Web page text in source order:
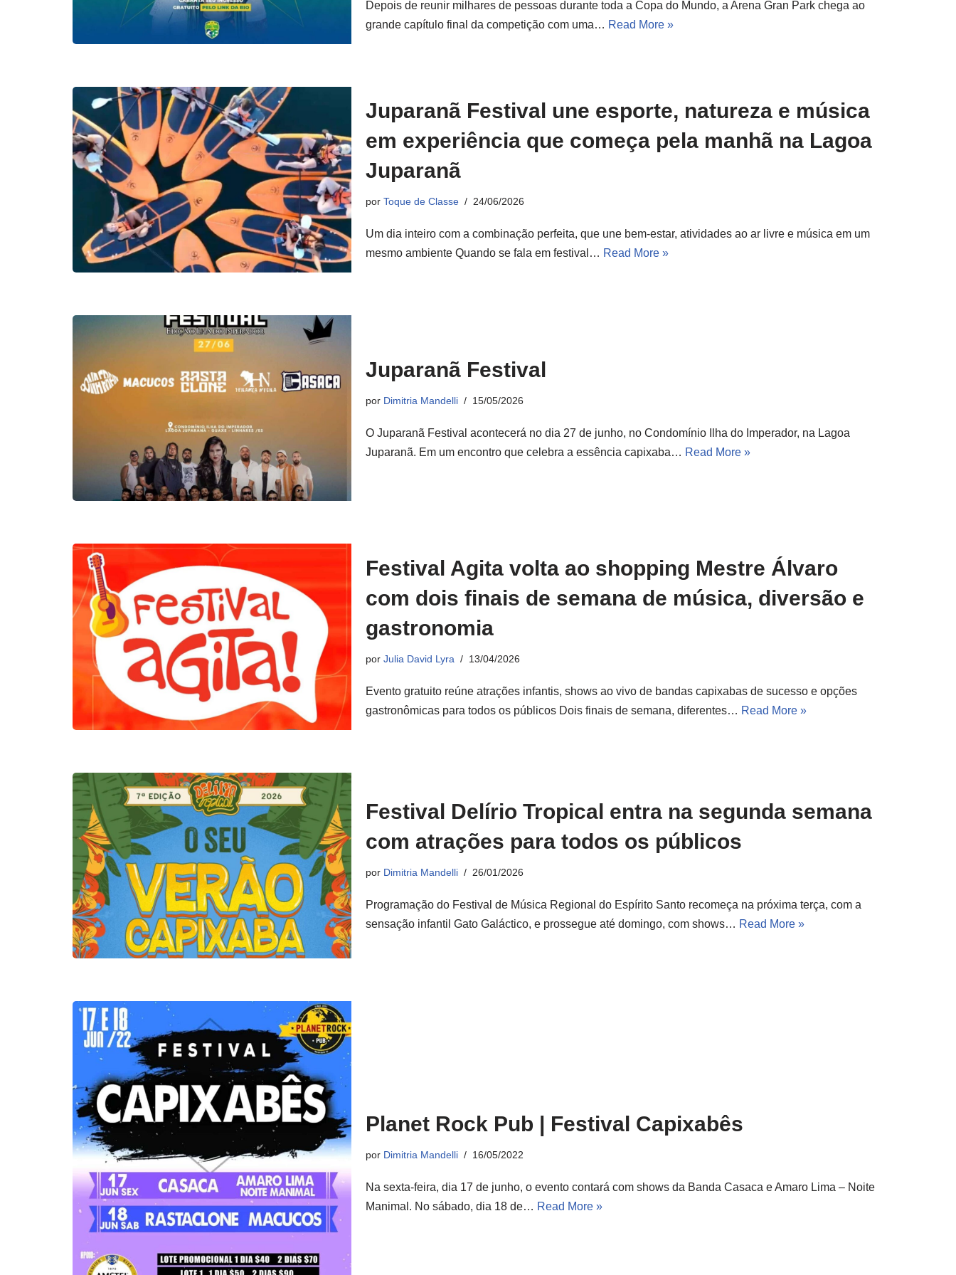
Depois de reunir milhares de pessoas durante toda a Copa do Mundo, a Arena Gran Park chega ao
grande capítulo final da competição com uma… Read More »
Juparanã Festival une esporte, natureza e música
em experiência que começa pela manhã na Lagoa
Juparanã
por Toque de Classe 24/06/2026
Um dia inteiro com a combinação perfeita, que une bem-estar, atividades ao ar livre e música em um
mesmo ambiente Quando se fala em festival… Read More »
Juparanã Festival
por Dimitria Mandelli 15/05/2026
O Juparanã Festival acontecerá no dia 27 de junho, no Condomínio Ilha do Imperador, na Lagoa
Juparanã. Em um encontro que celebra a essência capixaba… Read More »
Festival Agita volta ao shopping Mestre Álvaro
com dois finais de semana de música, diversão e
gastronomia
por Julia David Lyra 13/04/2026
Evento gratuito reúne atrações infantis, shows ao vivo de bandas capixabas de sucesso e opções
gastronômicas para todos os públicos Dois finais de semana, diferentes… Read More »
Festival Delírio Tropical entra na segunda semana
com atrações para todos os públicos
por Dimitria Mandelli 26/01/2026
Programação do Festival de Música Regional do Espírito Santo recomeça na próxima terça, com a
sensação infantil Gato Galáctico, e prossegue até domingo, com shows… Read More »
Planet Rock Pub | Festival Capixabês
por Dimitria Mandelli 16/05/2022
Na sexta-feira, dia 17 de junho, o evento contará com shows da Banda Casaca e Amaro Lima – Noite
Manimal. No sábado, dia 18 de… Read More »